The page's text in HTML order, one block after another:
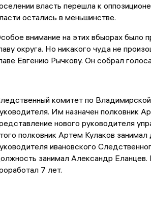
власть перешла к
остались в меньшинстве.
внимание на этих вбыорах было
округа. Но никакого чуда не
Евгению Рычкову. Он собрал
комитет по
Им назначен полковник
нового руководителя
полковник Артем Кулаков
ивановского
занимал Александр Еланцев.
7 лет.